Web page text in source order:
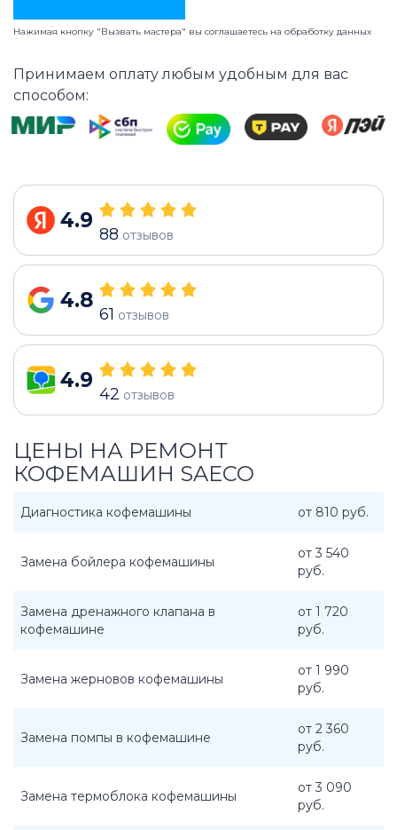
Нажимая кнопку "Вызвать мастера" вы соглашаетесь на обработку данных
Принимаем оплату любым удобным для вас
способом:
4.9
88 отзывов
4.8
61 отзывов
4.9
42 отзывов
ЦЕНЫ НА РЕМОНТ
КОФЕМАШИН SAECO
Диагностика кофемашины от 810 руб.
Замена бойлера кофемашины
от 3 540
руб.
Замена дренажного клапана в
кофемашине
от 1 720
руб.
Замена жерновов кофемашины
от 1 990
руб.
Замена помпы в кофемашине
от 2 360
руб.
Замена термоблока кофемашины
от 3 090
руб.